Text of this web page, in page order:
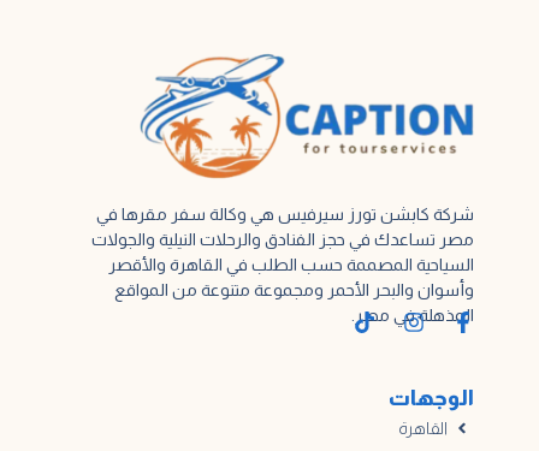
شركة كابشن تورز سيرفيس هي وكالة سفر مقرها في
مصر تساعدك في حجز الفنادق والرحلات النيلية والجولات
السياحية المصممة حسب الطلب في القاهرة والأقصر
وأسوان والبحر الأحمر ومجموعة متنوعة من المواقع
المذهلة في مصر.
الوجهات
القاهرة